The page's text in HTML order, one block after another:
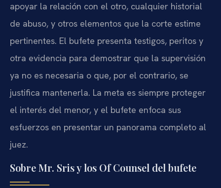
apoyar la relación con el otro, cualquier historial
de abuso, y otros elementos que la corte estime
pertinentes. El bufete presenta testigos, peritos y
otra evidencia para demostrar que la supervisión
ya no es necesaria o que, por el contrario, se
justifica mantenerla. La meta es siempre proteger
el interés del menor, y el bufete enfoca sus
esfuerzos en presentar un panorama completo al
juez.
Sobre Mr. Sris y los Of Counsel del bufete